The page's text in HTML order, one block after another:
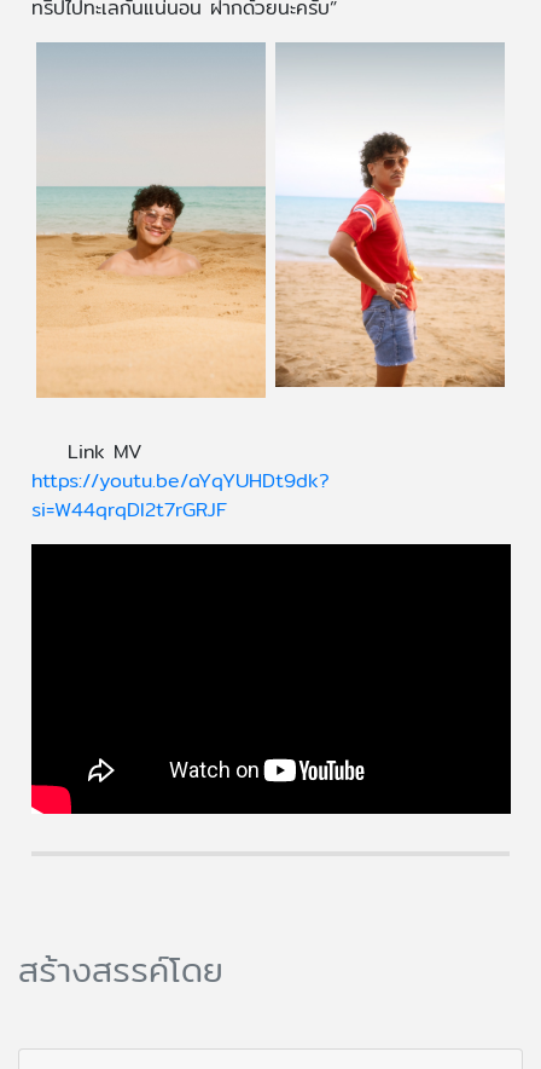
ทริปไปทะเลกันแน่นอน ฝากด้วยนะครับ”
Link MV
https://youtu.be/aYqYUHDt9dk?
si=W44qrqDl2t7rGRJF
สร้างสรรค์โดย